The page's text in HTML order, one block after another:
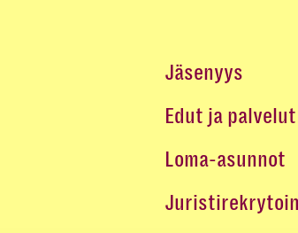
Jäsenyys
Edut ja palvelut
Loma-asunnot